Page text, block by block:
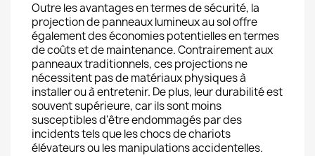
Outre les avantages en termes de sécurité, la
projection de panneaux lumineux au sol offre
également des économies potentielles en termes
de coûts et de maintenance. Contrairement aux
panneaux traditionnels, ces projections ne
nécessitent pas de matériaux physiques à
installer ou à entretenir. De plus, leur durabilité est
souvent supérieure, car ils sont moins
susceptibles d'être endommagés par des
incidents tels que les chocs de chariots
élévateurs ou les manipulations accidentelles.